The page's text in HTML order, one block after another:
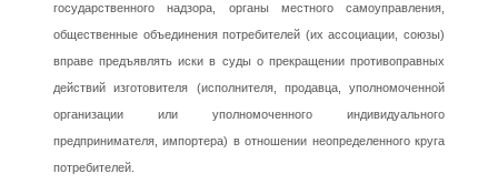
государственного надзора, органы местного самоуправления,
общественные объединения потребителей (их ассоциации, союзы)
вправе предъявлять иски в суды о прекращении противоправных
действий изготовителя (исполнителя, продавца, уполномоченной
организации или уполномоченного индивидуального
предпринимателя, импортера) в отношении неопределенного круга
потребителей.